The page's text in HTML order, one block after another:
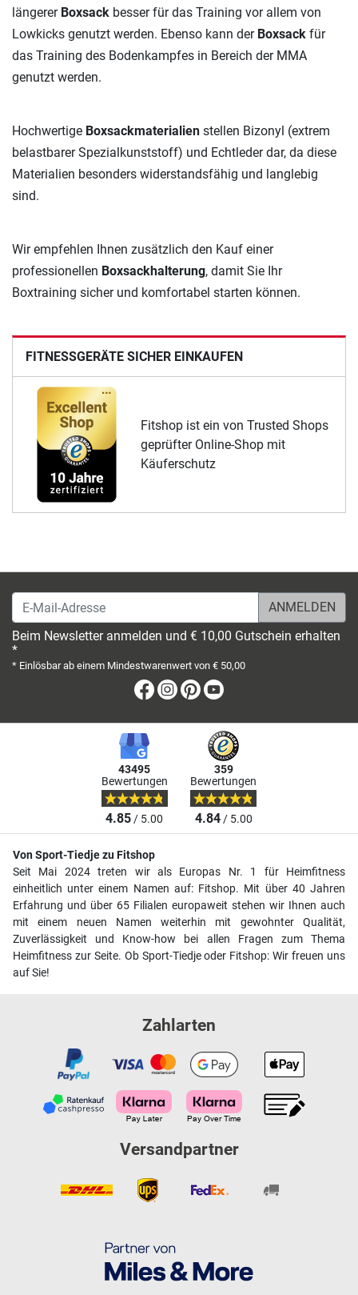
FITNESSGERÄTE SICHER EINKAUFEN
Fitshop ist ein von Trusted Shops
geprüfter Online-Shop mit
Käuferschutz
längerer Boxsack besser für das Training vor allem von
Lowkicks genutzt werden. Ebenso kann der Boxsack für
das Training des Bodenkampfes in Bereich der MMA
genutzt werden.
Hochwertige Boxsackmaterialien stellen Bizonyl (extrem
belastbarer Spezialkunststoff) und Echtleder dar, da diese
Materialien besonders widerstandsfähig und langlebig
sind.
Wir empfehlen Ihnen zusätzlich den Kauf einer
professionellen Boxsackhalterung, damit Sie Ihr
Boxtraining sicher und komfortabel starten können.
E-Mail-Adresse
Beim Newsletter anmelden und € 10,00 Gutschein erhalten
*
* Einlösbar ab einem Mindestwarenwert von € 50,00
Facebook
Instagram
Pinterest
43495
Bewertungen
4.85/ 5.00
359
Bewertungen
4.84/ 5.00
Von Sport-Tiedje zu Fitshop
Seit Mai 2024 treten wir als Europas Nr. 1 für Heimfitness
einheitlich unter einem Namen auf: Fitshop. Mit über 40 Jahren
Erfahrung und über 65 Filialen europaweit stehen wir Ihnen auch
mit einem neuen Namen weiterhin mit gewohnter Qualität,
Zuverlässigkeit und Know-how bei allen Fragen zum Thema
Heimfitness zur Seite. Ob Sport-Tiedje oder Fitshop: Wir freuen uns
auf Sie!
Zahlarten
Versandpartner